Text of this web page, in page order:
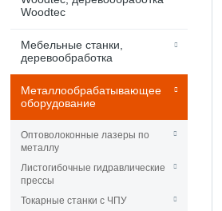
Woodtec
Мебельные станки,
деревообработка
Металлообрабатывающее
оборудование
Оптоволоконные лазеры по
металлу
Листогибочные гидравлические
прессы
Токарные станки с ЧПУ